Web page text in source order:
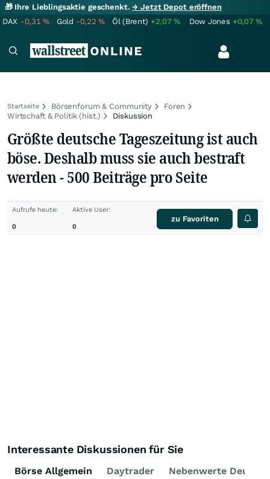
🎁 Ihre Lieblingsaktie geschenkt.→ Jetzt Depot eröffnen
DAX -0,31% Gold -0,22% Öl (Brent) +2,07% Dow Jones +0,07%
Startseite Börsenforum & Community
Foren
Wirtschaft & Politik (hist.)
Diskussion
Größte deutsche Tageszeitung ist auch
böse. Deshalb muss sie auch bestraft
werden - 500 Beiträge pro Seite
Aufrufe heute:
0
Aktive User:
0
zu Favoriten
Interessante Diskussionen für Sie
Börse Allgemein Daytrader Nebenwerte